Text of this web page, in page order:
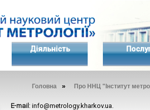
Діяльність
Головна » Про ННЦ "Інститут
E-mail : info@metrology.kharkov.ua.